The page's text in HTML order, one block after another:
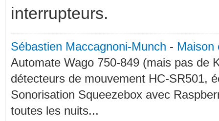
interrupteurs.
Sébastien Maccagnoni-Munch - Maison
Automate Wago 750-849 (mais pas de
détecteurs de mouvement HC-SR501,
Sonorisation Squeezebox avec
toutes les nuits...